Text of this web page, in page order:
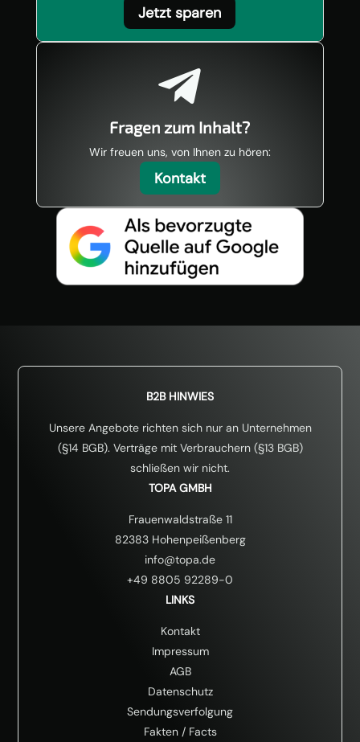
Jetzt sparen

Fragen zum Inhalt?
Wir freuen uns, von Ihnen zu hören:
Kontakt
B2B HINWIES
Unsere Angebote richten sich nur an Unternehmen
(§14 BGB). Verträge mit Verbrauchern (§13 BGB)
schließen wir nicht.
TOPA GMBH
Frauenwaldstraße 11
82383 Hohenpeißenberg
info@topa.de
+49 8805 92289-0
LINKS
Kontakt
Impressum
AGB
Datenschutz
Sendungsverfolgung
Fakten/ Facts